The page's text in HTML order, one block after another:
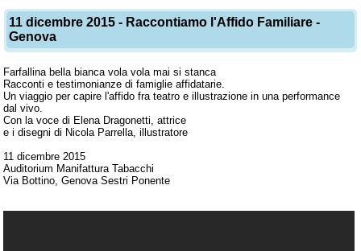
11 dicembre 2015 - Raccontiamo l'Affido Familiare -
Genova
Farfallina bella bianca vola vola mai si stanca
Racconti e testimonianze di famiglie affidatarie.
Un viaggio per capire l'affido fra teatro e illustrazione in una performance
dal vivo.
Con la voce di Elena Dragonetti, attrice
e i disegni di Nicola Parrella, illustratore
11 dicembre 2015
Auditorium Manifattura Tabacchi
Via Bottino, Genova Sestri Ponente